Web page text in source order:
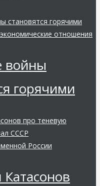
отношения
войны
горячими
России